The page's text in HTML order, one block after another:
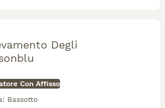
facebook Adriana
Degli
Con Affisso
Bassotto